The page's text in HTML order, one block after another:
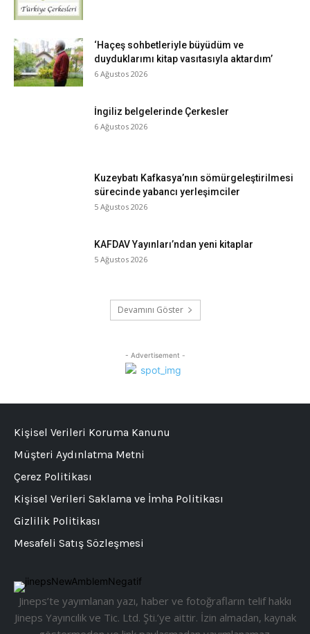
‘Haçeş sohbetleriyle büyüdüm ve
duyduklarımı kitap vasıtasıyla aktardım’
6 Ağustos 2026
İngiliz belgelerinde Çerkesler
6 Ağustos 2026
Kuzeybatı Kafkasya’nın sömürgeleştirilmesi
sürecinde yabancı yerleşimciler
5 Ağustos 2026
KAFDAV Yayınları’ndan yeni kitaplar
5 Ağustos 2026
Devamını Göster
- Advertisement -
Jineps’te yayımlanan yazı, haber ve fotoğrafların telif hakkı
Jineps Yayıncılık ve Tic. Ltd. Şti.’ye aittir. İzin almadan, kaynak
Kişisel Verileri Koruma Kanunu
Müşteri Aydınlatma Metni
Çerez Politikası
Kişisel Verileri Saklama ve İmha Politikası
Gizlilik Politikası
Mesafeli Satış Sözleşmesi